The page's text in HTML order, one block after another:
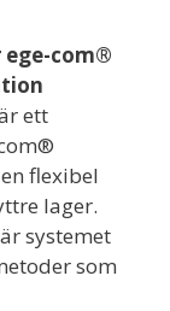
com®
ett
flexibel
lager.
systemet
som